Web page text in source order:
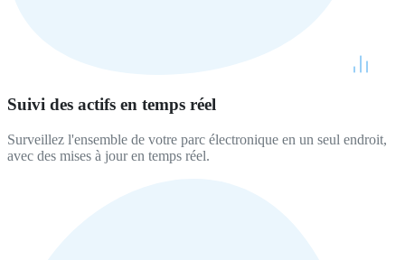
Suivi des actifs en temps réel
Surveillez l'ensemble de votre parc électronique en un seul endroit,
avec des mises à jour en temps réel.